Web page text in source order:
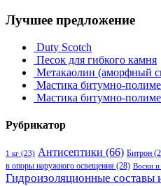
Лучшее предложение
Duty Scotch
Песок для гибкого камня
Метакаолин (аморфный
Мастика битумно-
Мастика битумно-
Рубрикатор
1 кг (23) Антисептики (66) Битрон
в опоры наружного освещения (28) Воски и
Гидроизоляционные составы